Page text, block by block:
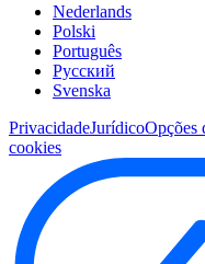
Nederlands
Polski
Português
Pусский
Svenska
PrivacidadeJurídicoOpções
cookies